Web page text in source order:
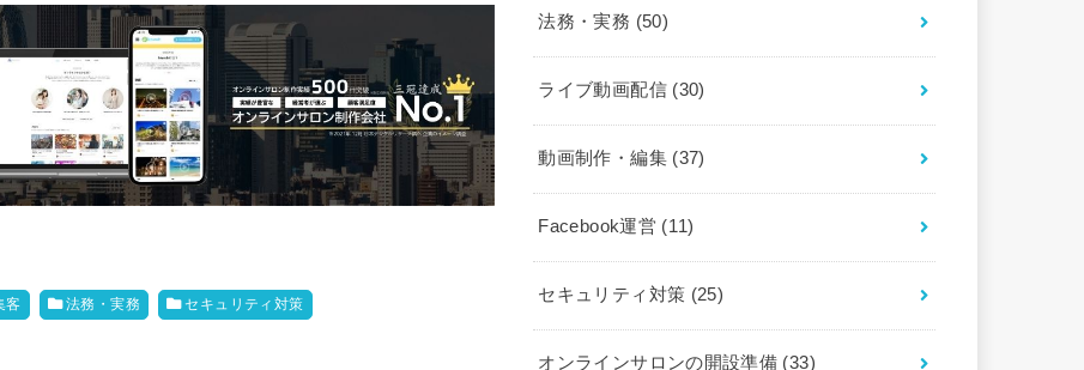
客 法務・実務 セキュリティ対策
法務・実務 (50)
ライブ動画配信 (30)
動画制作・編集 (37)
Facebook運営 (11)
セキュリティ対策 (25)
オンラインサロンの開設準備 (33)